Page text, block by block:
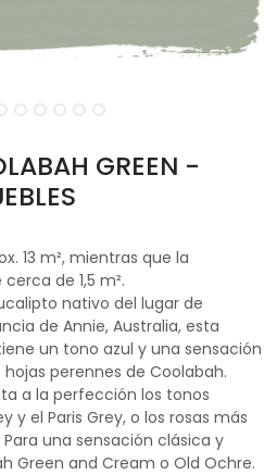
GREEN -
13 m², mientras que la
de 1,5 m².
nativo del lugar de
de Annie, Australia, esta
un tono azul y una sensación
perennes de Coolabah.
a la perfección los tonos
y el Paris Grey, o los rosas más
una sensación clásica y
Green and Cream o Old Ochre.